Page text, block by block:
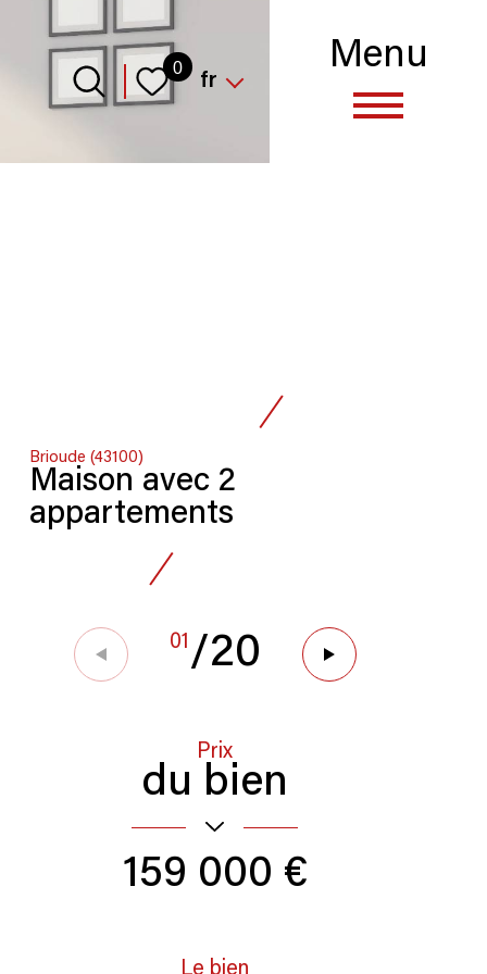
Menu
0 Langue
fr
Brioude (43100)
Maison avec 2
appartements
01 /20
Prix
du bien
159 000 €
Le bien